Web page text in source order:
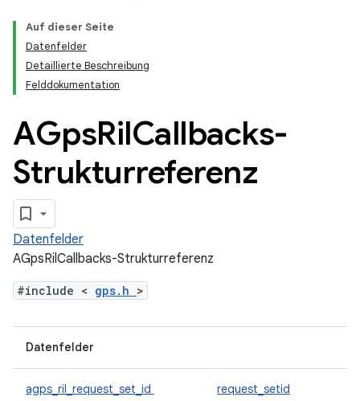
Auf dieser Seite
Datenfelder
Detaillierte Beschreibung
Felddokumentation
AGpsRilCallbacks-
Strukturreferenz
Datenfelder
AGpsRilCallbacks-Strukturreferenz
#include < gps.h >
Datenfelder
agps_ril_request_set_id request_setid